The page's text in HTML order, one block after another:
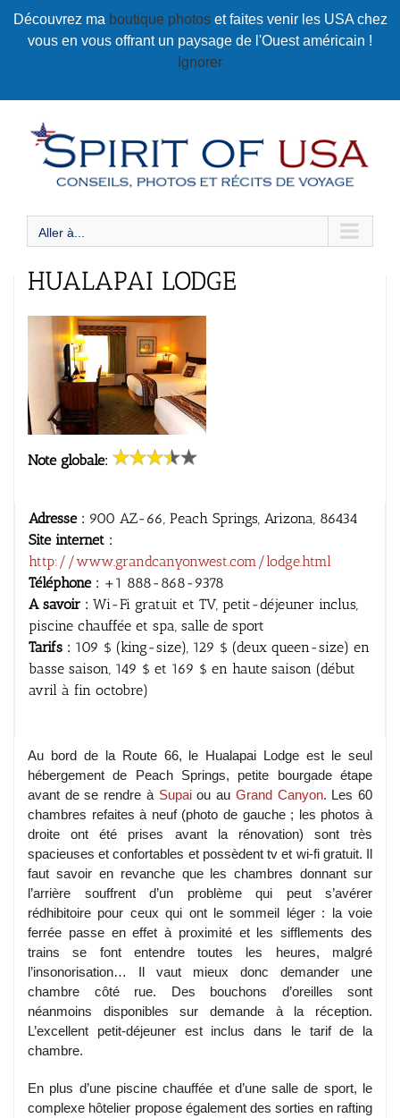
Découvrez ma boutique photos et faites venir les USA chez
vous en vous offrant un paysage de l'Ouest américain !
Ignorer
contenu
Aller à...
HUALAPAI LODGE
Note globale:
Adresse : 900 AZ-66, Peach Springs, Arizona, 86434
Site internet :
http://www.grandcanyonwest.com/lodge.html
Téléphone : +1 888-868-9378
A savoir : Wi-Fi gratuit et TV, petit-déjeuner inclus,
piscine chauffée et spa, salle de sport
Tarifs : 109 $ (king-size), 129 $ (deux queen-size) en
basse saison, 149 $ et 169 $ en haute saison (début
avril à fin octobre)
Au bord de la Route 66, le Hualapai Lodge est le seul
hébergement de Peach Springs, petite bourgade étape
avant de se rendre à Supaiou au Grand Canyon. Les 60
chambres refaites à neuf (photo de gauche ; les photos à
droite ont été prises avant la rénovation) sont très
spacieuses et confortables et possèdent tv et wi-fi gratuit. Il
faut savoir en revanche que les chambres donnant sur
l’arrière souffrent d’un problème qui peut s’avérer
rédhibitoire pour ceux qui ont le sommeil léger : la voie
ferrée passe en effet à proximité et les sifflements des
trains se font entendre toutes les heures, malgré
l’insonorisation… Il vaut mieux donc demander une
chambre côté rue. Des bouchons d’oreilles sont
néanmoins disponibles sur demande à la réception.
L’excellent petit-déjeuner est inclus dans le tarif de la
chambre.
En plus d’une piscine chauffée et d’une salle de sport, le
complexe hôtelier propose également des sorties en rafting